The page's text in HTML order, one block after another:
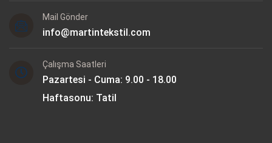
Mail Gönder
info@martintekstil.com
Çalışma Saatleri
Pazartesi - Cuma: 9.00 - 18.00
Haftasonu: Tatil